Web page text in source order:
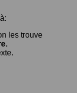
les trouve